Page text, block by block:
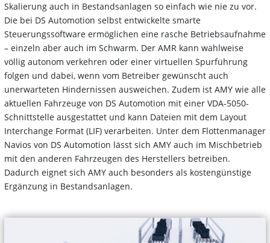
Skalierung auch in Bestandsanlagen so einfach wie nie zu vor.
Die bei DS Automotion selbst entwickelte smarte
Steuerungssoftware ermöglichen eine rasche Betriebsaufnahme
– einzeln aber auch im Schwarm. Der AMR kann wahlweise
völlig autonom verkehren oder einer virtuellen Spurführung
folgen und dabei, wenn vom Betreiber gewünscht auch
unerwarteten Hindernissen ausweichen. Zudem ist AMY wie alle
aktuellen Fahrzeuge von DS Automotion mit einer VDA-5050-
Schnittstelle ausgestattet und kann Dateien mit dem Layout
Interchange Format (LIF) verarbeiten. Unter dem Flottenmanager
Navios von DS Automotion lässt sich AMY auch im Mischbetrieb
mit den anderen Fahrzeugen des Herstellers betreiben.
Dadurch eignet sich AMY auch besonders als kostengünstige
Ergänzung in Bestandsanlagen.